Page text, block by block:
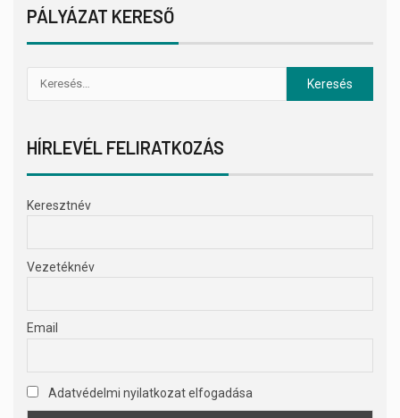
PÁLYÁZAT KERESŐ
HÍRLEVÉL FELIRATKOZÁS
Keresztnév
Vezetéknév
Email
Adatvédelmi nyilatkozat elfogadása